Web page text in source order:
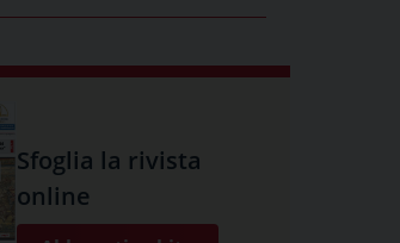
Sfoglia la rivista
online